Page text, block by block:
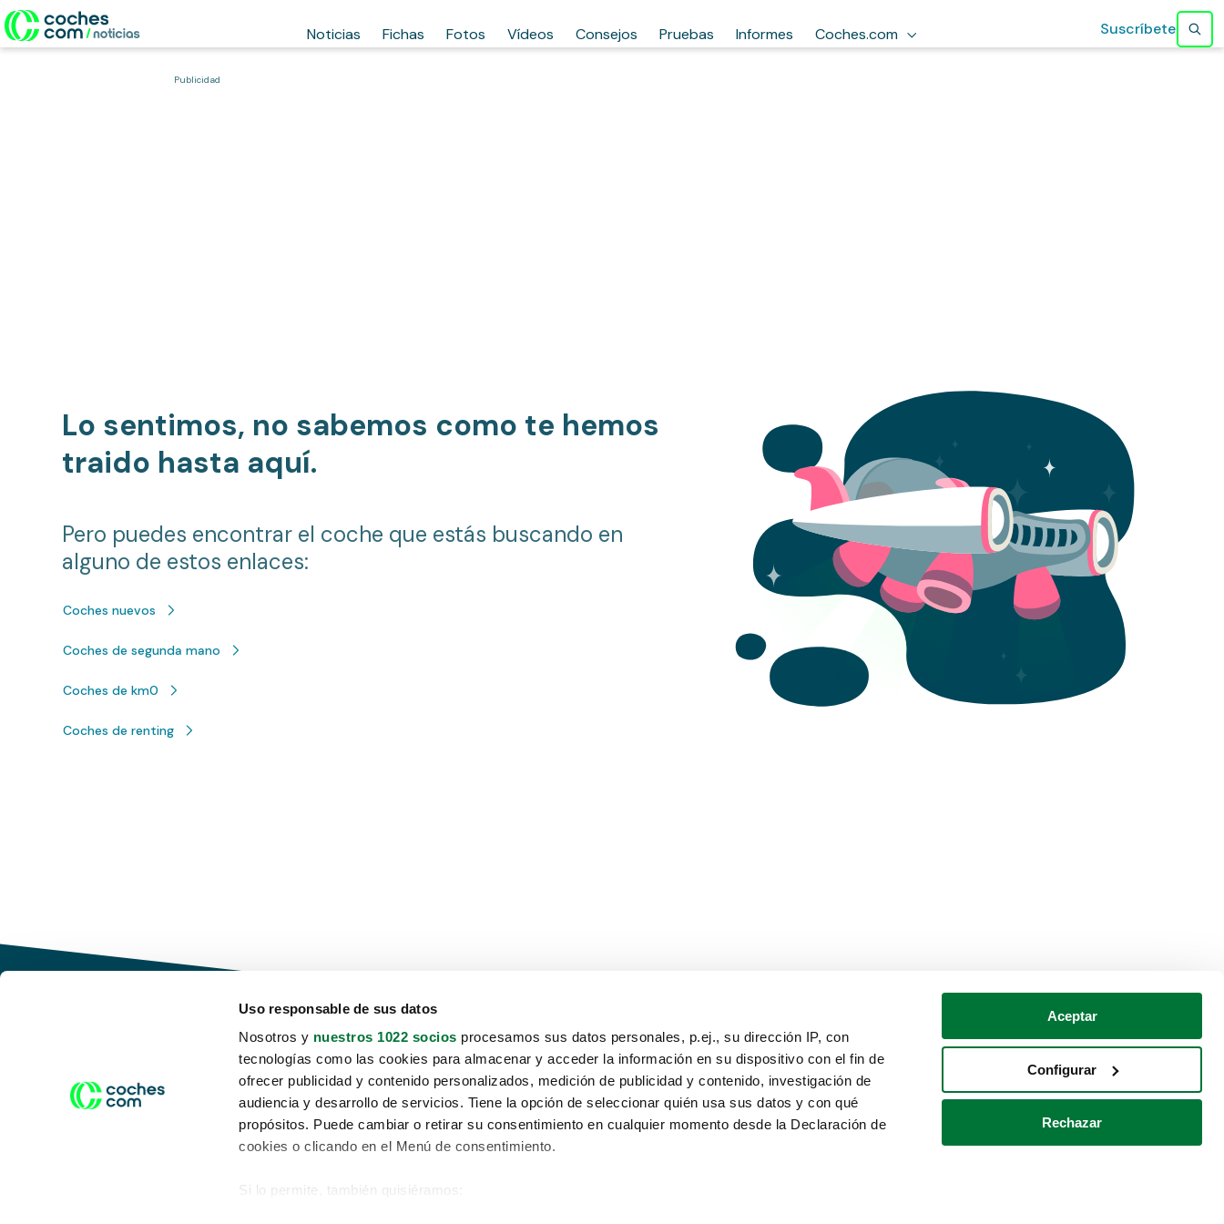
Uso responsable de sus datos
Nosotros y nuestros 1022 socios procesamos sus datos personales, p.ej., su dirección IP, con
tecnologías como las cookies para almacenar y acceder la información en su dispositivo con el fin de
ofrecer publicidad y contenido personalizados, medición de publicidad y contenido, investigación de
audiencia y desarrollo de servicios. Tiene la opción de seleccionar quién usa sus datos y con qué
propósitos. Puede cambiar o retirar su consentimiento en cualquier momento desde la Declaración de
cookies o clicando en el Menú de consentimiento.
Si lo permite, también quisiéramos:
Aceptar
Configurar
Rechazar
Noticias Fichas Fotos Vídeos Consejos Pruebas Informes Coches.com Suscríbete
Publicidad
Lo sentimos, no sabemos como te hemos
traido hasta aquí.
Pero puedes encontrar el coche que estás buscando en
alguno de estos enlaces:
Coches nuevos
Coches de segunda mano
Coches de km0
Coches de renting
Conduce tu futuro,
desata tu movilidad